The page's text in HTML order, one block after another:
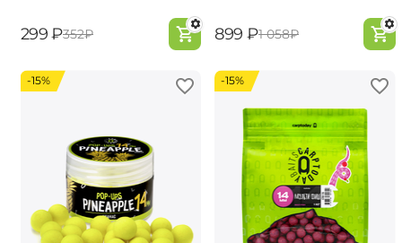
‍299‍ ₽‍352‍₽ ‍899‍ ₽‍1 058‍₽
-15% -15%